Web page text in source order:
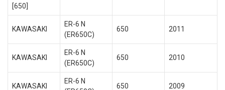
[650]
KAWASAKI
ER-6 N
(ER650C)
650 2011
KAWASAKI
ER-6 N
(ER650C)
650 2010
KAWASAKI
ER-6 N
650 2009